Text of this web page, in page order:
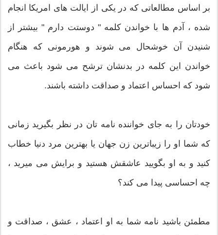
بر اساس مطالعاتی که در یکی از ایالت های امریکا انجام
شده ، آدم ها با خواندن کلمه " دوستت دارم " بیشتر از
شنیدن آن خوشحال می شوند و هورمونی که هنگام
خواندن این کلمه در بدنشان ترشح می شود باعث می
شود که احساس اعتماد و صداقت داشته باشند.
خودتان را به جای خواننده نامه تان در نظر بگیرید زمانی
که شما او را زیباترین زن جهان یا بهترین مرد دنیا خطاب
کنید و به او بگویید عاشقش هستید و برایش می میرید ،
چه احساسی پیدا می کند؟
مطمئن باشید نامه شما به او اعتماد ، عشق ، صداقت و